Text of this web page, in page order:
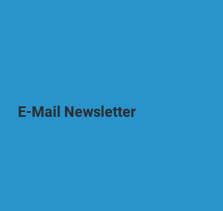
E-Mail Newsletter